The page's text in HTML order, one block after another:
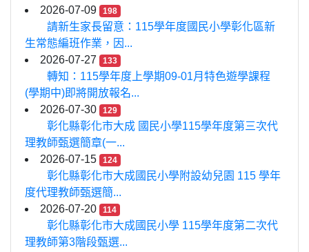
2026-07-09
198
請新生家長留意：115學年度國民小學彰化區新
生常態編班作業，因...
2026-07-27
133
轉知：115學年度上學期09-01月特色遊學課程
(學期中)即將開放報名...
2026-07-30
129
彰化縣彰化市大成 國民小學115學年度第三次代
理教師甄選簡章(一...
2026-07-15
124
彰化縣彰化市大成國民小學附設幼兒園 115 學年
度代理教師甄選簡...
2026-07-20
114
彰化縣彰化市大成國民小學 115學年度第二次代
理教師第3階段甄選...